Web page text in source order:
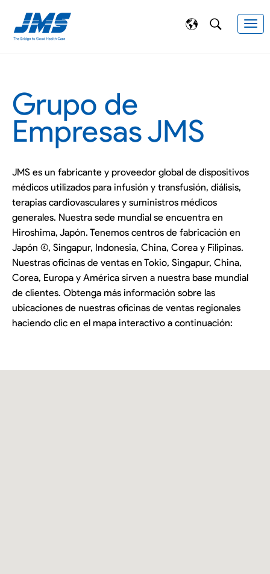
Grupo de
Empresas JMS
JMS es un fabricante y proveedor global de dispositivos
médicos utilizados para infusión y transfusión, diálisis,
terapias cardiovasculares y suministros médicos
generales. Nuestra sede mundial se encuentra en
Hiroshima, Japón. Tenemos centros de fabricación en
Japón (4), Singapur, Indonesia, China, Corea y Filipinas.
Nuestras oficinas de ventas en Tokio, Singapur, China,
Corea, Europa y América sirven a nuestra base mundial
de clientes. Obtenga más información sobre las
ubicaciones de nuestras oficinas de ventas regionales
haciendo clic en el mapa interactivo a continuación: